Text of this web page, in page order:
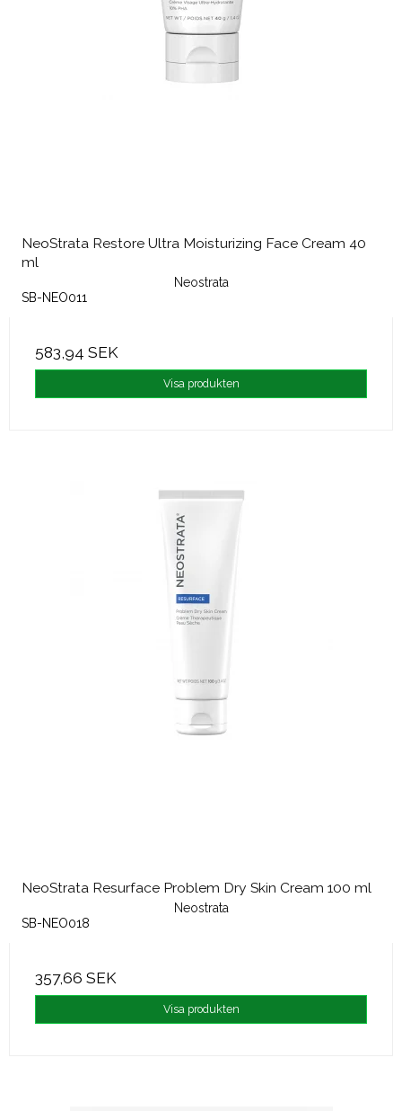
NeoStrata Restore Ultra Moisturizing Face Cream 40
ml
Neostrata
SB-NEO011
583,94 SEK
Visa produkten
NeoStrata Resurface Problem Dry Skin Cream 100 ml
Neostrata
SB-NEO018
357,66 SEK
Visa produkten